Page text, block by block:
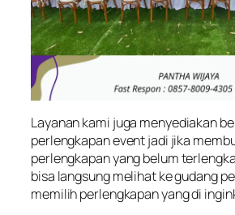
Layanan kami juga menyediakan
perlengkapan event jadi jika
perlengkapan yang belum
bisa langsung melihat ke gudang
memilih perlengkapan yang di